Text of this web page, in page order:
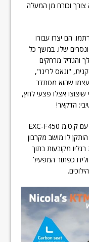
צורך וכורח מן המעלה
הם יצרו עבורו
שלו. במשך כל
והלך והגדיל מרחקים
"וגאס לרינו",
לעצמו שהוא מסתדר
שיצוצו אצלו פצעי לחץ,
הדקאר!
וב-2019 זה קורה. דוטו בן ה-48 מגיע לפרו עם ק.ט.מ EXC-F450
לו מושב מקרבון
להחזיק את רגליו מקובעות בתוך
כפתור המפעיל